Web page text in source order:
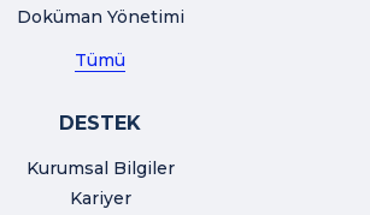
Doküman Yönetimi
Tümü
DESTEK
Kurumsal Bilgiler
Kariyer